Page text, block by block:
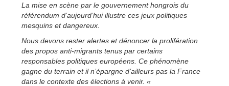
La mise en scène par le gouvernement hongrois du
référendum d’aujourd’hui illustre ces jeux politiques
mesquins et dangereux.
Nous devons rester alertes et dénoncer la prolifération
des propos anti-migrants tenus par certains
responsables politiques européens. Ce phénomène
gagne du terrain et il n’épargne d’ailleurs pas la France
dans le contexte des élections à venir. «